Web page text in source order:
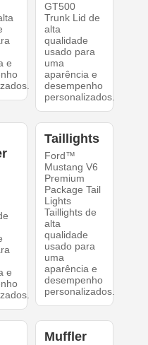
e
GT500
Trunk Lid de
alta
qualidade
usado para
uma
aparência e
desempenho
personalizados.
e
Taillights
Ford™
Mustang V6
Premium
Package Tail
Lights
Taillights de
alta
qualidade
usado para
uma
aparência e
desempenho
personalizados.
Muffler